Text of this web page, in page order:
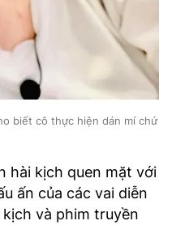
biết cô thực hiện dán mí chứ
hài kịch quen mặt với
ấn của các vai diễn
và phim truyền